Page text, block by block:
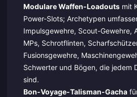
Modulare Waffen-Loadoutsmit
Power-Slots; Archetypen
Impulsgewehre, Scout-Gewehre,
MPs, Schrotflinten,
Fusionsgewehre,
Schwerter und Bögen, die jedem
sind.
Bon-Voyage-Talisman-Gacha